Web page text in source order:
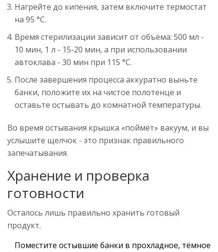
Нагрейте до кипения, затем включите термостат
на 95 °C.
Время стерилизации зависит от объёма: 500 мл -
10 мин, 1 л - 15-20 мин, а при использовании
автоклава - 30 мин при 115 °C.
После завершения процесса аккуратно выньте
банки, положите их на чистое полотенце и
оставьте остывать до комнатной температуры.
Во время остывания крышка «поймёт» вакуум, и вы
услышите щелчок - это признак правильного
запечатывания.
Хранение и проверка
готовности
Осталось лишь правильно хранить готовый
продукт.
Поместите остывшие банки в прохладное, тёмное